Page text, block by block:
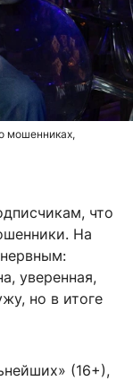
мошенниках,
что
На
уверенная,
но в итоге
(16+),